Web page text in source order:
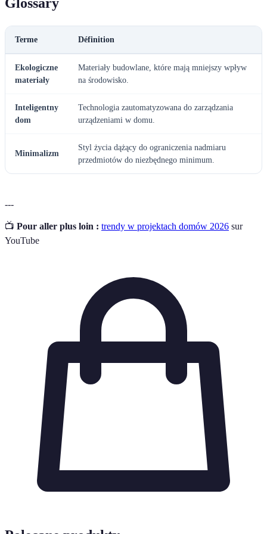
Terme Définition
Ekologiczne
materiały
Materiały budowlane, które mają mniejszy wpływ
na środowisko.
Inteligentny
dom
Technologia zautomatyzowana do zarządzania
urządzeniami w domu.
Minimalizm
Styl życia dążący do ograniczenia nadmiaru
przedmiotów do niezbędnego minimum.
---
📺 Pour aller plus loin : trendy w projektach domów 2026 sur
YouTube